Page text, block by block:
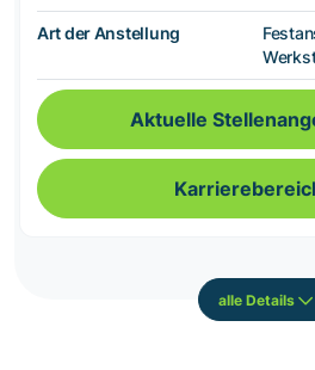
Art der Anstellung
Aktuelle
alle Details